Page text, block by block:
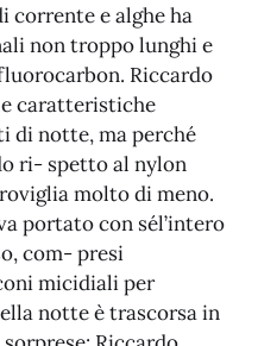
corrente e alghe ha
non troppo lunghi e
Riccardo
caratteristiche
di notte, ma perché
ri- spetto al nylon
molto di meno.
portato con sél’intero
com- presi
micidiali per
notte è trascorsa in